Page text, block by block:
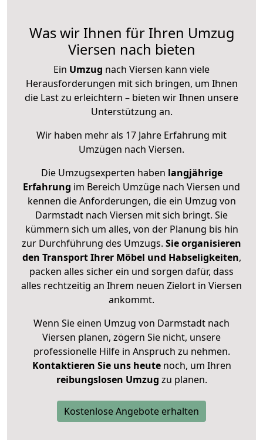
Was wir Ihnen für Ihren Umzug
Viersen nach bieten
Ein Umzug nach Viersen kann viele
Herausforderungen mit sich bringen, um Ihnen
die Last zu erleichtern – bieten wir Ihnen unsere
Unterstützung an.
Wir haben mehr als 17 Jahre Erfahrung mit
Umzügen nach Viersen.
Die Umzugsexperten haben langjährige
Erfahrung im Bereich Umzüge nach Viersen und
kennen die Anforderungen, die ein Umzug von
Darmstadt nach Viersen mit sich bringt. Sie
kümmern sich um alles, von der Planung bis hin
zur Durchführung des Umzugs. Sie organisieren
den Transport Ihrer Möbel und Habseligkeiten,
packen alles sicher ein und sorgen dafür, dass
alles rechtzeitig an Ihrem neuen Zielort in Viersen
ankommt.
Wenn Sie einen Umzug von Darmstadt nach
Viersen planen, zögern Sie nicht, unsere
professionelle Hilfe in Anspruch zu nehmen.
Kontaktieren Sie uns heutenoch, um Ihren
reibungslosen Umzug zu planen.
Kostenlose Angebote erhalten